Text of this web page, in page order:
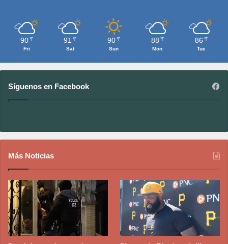
90 ℉
Fri
91 ℉
Sat
90 ℉
Sun
88 ℉
Mon
86 ℉
Tue
Síguenos en Facebook
Más Noticias